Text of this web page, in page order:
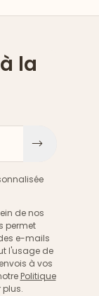
la
de nos
permet
e-mails
l'usage de
à vos
Politique